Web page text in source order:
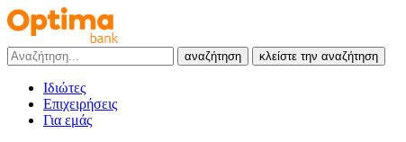
αναζήτηση κλείστε την αναζήτηση
Ιδιώτες
Επιχειρήσεις
Για εμάς